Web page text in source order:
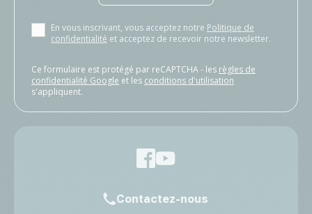
En vous inscrivant, vous acceptez notre Politique de
confidentialité et acceptez de recevoir notre newsletter.
Ce formulaire est protégé par reCAPTCHA - les règles de
confidentialité Google et les conditions d'utilisation
s'appliquent.
Contactez-nous